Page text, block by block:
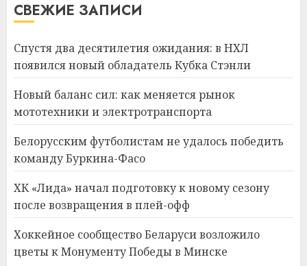
СВЕЖИЕ ЗАПИСИ
Спустя два десятилетия ожидания: в НХЛ
появился новый обладатель Кубка Стэнли
Новый баланс сил: как меняется рынок
мототехники и электротранспорта
Белорусским футболистам не удалось победить
команду Буркина-Фасо
ХК «Лида» начал подготовку к новому сезону
после возвращения в плей-офф
Хоккейное сообщество Беларуси возложило
цветы к Монументу Победы в Минске